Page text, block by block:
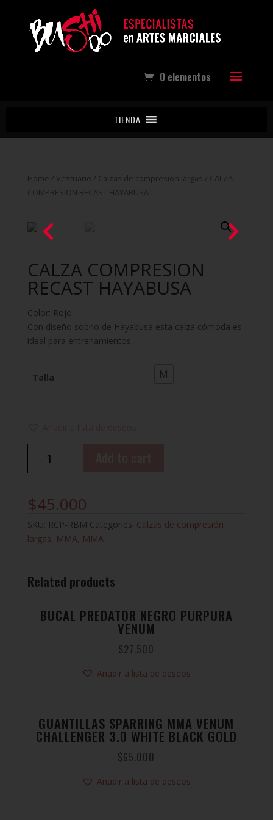
0 elementos
TIENDA
Home / Vestuario / Calzas de compresión largas / CALZA
COMPRESION RECAST HAYABUSA
CALZA COMPRESION
RECAST HAYABUSA
Color: Rojo
Con diseño sobrio de Hayabusa esta calza cómoda es
ideal para entrenamientos.
Talla M
COMPRESION
quantity
$45.000
SKU: RCP-RBM Categories: Calzas de compresión
largas, MMA, MMA
Related products
BUCAL PREDATOR NEGRO PURPURA
VENUM
$27.500
Añadir a lista de deseos
GUANTILLAS SPARRING MMA VENUM
CHALLENGER 3.0 WHITE BLACK GOLD
$65.000
Añadir a lista de deseos